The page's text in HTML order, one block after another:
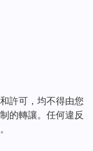
許可，均不得由您
的轉讓。任何違反